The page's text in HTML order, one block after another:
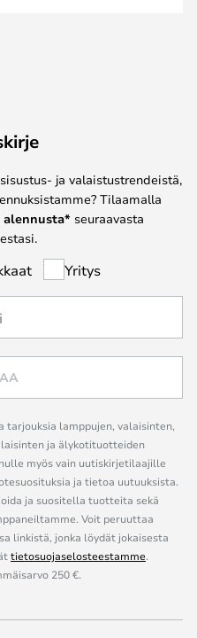
ja valaistustrendeistä,
Tilaamalla
alennusta* seuraavasta
Yritys
lamppujen, valaisinten,
ja älykotituotteiden
myös vain uutiskirjetilaajille
ja tietoa uutuuksista.
ja suositella tuotteita sekä
Voit peruuttaa
linkistä, jonka löydät jokaisesta
tietosuojaselosteestamme.
250 €.